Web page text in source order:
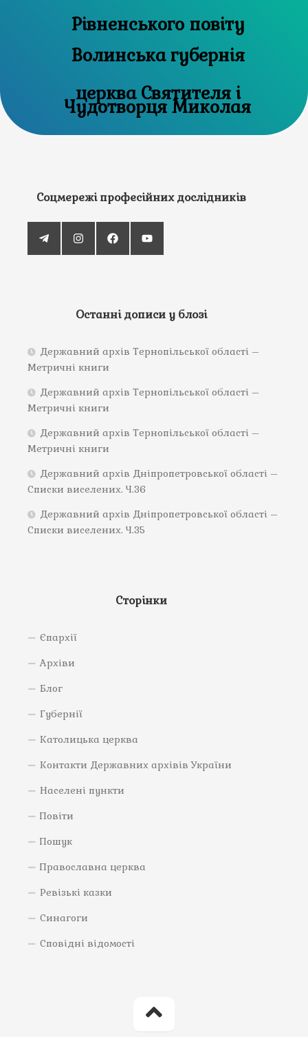
Рівненського повіту
Волинська губернія
церква Святителя і
Чудотворця Миколая
Соцмережі професійних дослідників
Останні дописи у блозі
Державний архів Тернопільської області –
Метричні книги
Державний архів Тернопільської області –
Метричні книги
Державний архів Тернопільської області –
Метричні книги
Державний архів Дніпропетровської області –
Списки виселених. Ч.36
Державний архів Дніпропетровської області –
Списки виселених. Ч.35
Сторінки
Єпархії
Архіви
Блог
Губернії
Католицька церква
Контакти Державних архівів України
Населені пункти
Повіти
Пошук
Православна церква
Ревізькі казки
Синагоги
Сповідні відомості